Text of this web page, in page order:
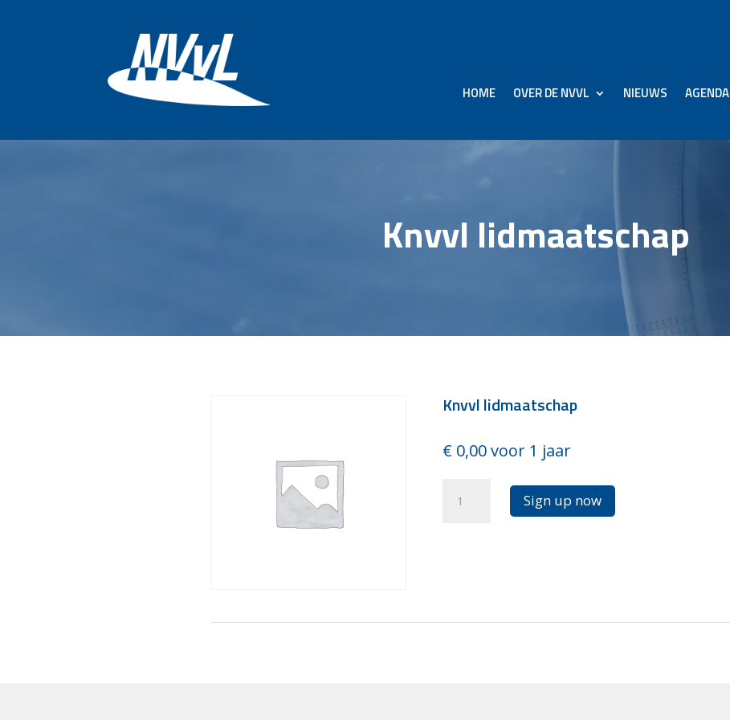
HOME OVER DE NVVL NIEUWS AGENDA
Knvvl lidmaatschap
Knvvl lidmaatschap
€0,00voor 1 jaar
lidmaatschap
Sign up now